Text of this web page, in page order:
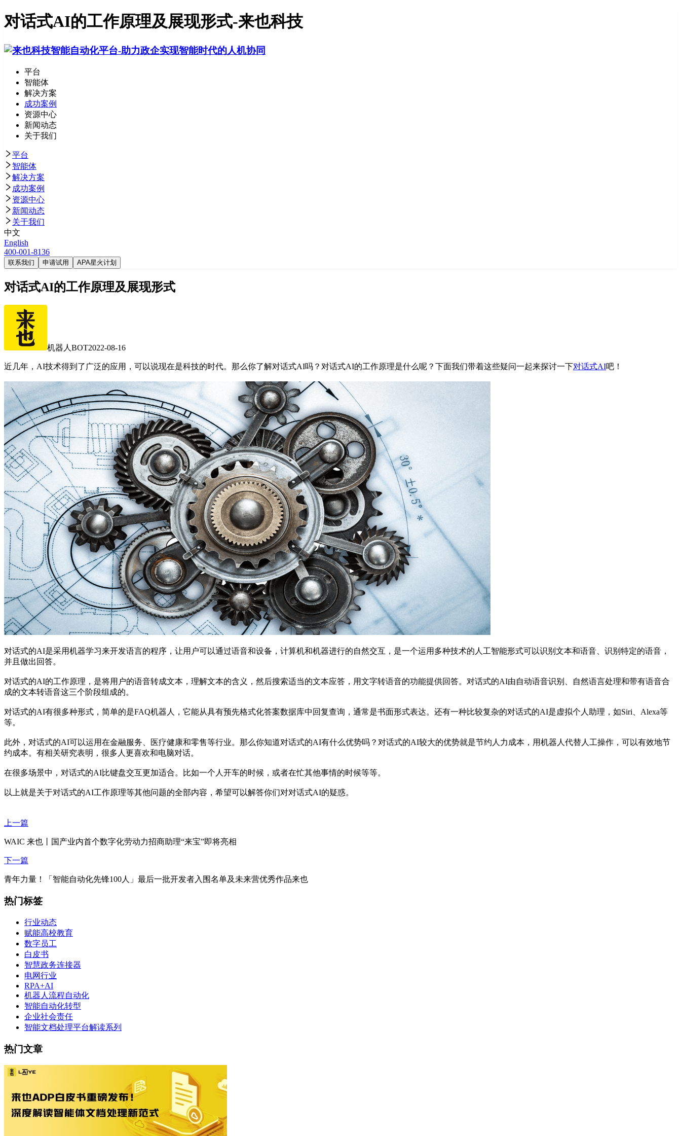
对话式AI的工作原理及展现形式-来也科技
平台
智能体
解决方案
成功案例
资源中心
新闻动态
关于我们
平台
智能体
解决方案
成功案例
资源中心
新闻动态
关于我们
中文
English
400-001-8136
联系我们 申请试用 APA星火计划
对话式AI的工作原理及展现形式
机器人BOT2022-08-16
近几年，AI技术得到了广泛的应用，可以说现在是科技的时代。那么你了解对话式AI吗？对话式AI的工作原理是什么呢？下面我们带着这些疑问一起来探讨一下对话式AI吧！
对话式的AI是采用机器学习来开发语言的程序，让用户可以通过语音和设备，计算机和机器进行的自然交互，是一个运用多种技术的人工智能形式可以识别文本和语音、识别特定的语音，
并且做出回答。
对话式的AI的工作原理，是将用户的语音转成文本，理解文本的含义，然后搜索适当的文本应答，用文字转语音的功能提供回答。对话式的AI由自动语音识别、自然语言处理和带有语音合
成的文本转语音这三个阶段组成的。
对话式的AI有很多种形式，简单的是FAQ机器人，它能从具有预先格式化答案数据库中回复查询，通常是书面形式表达。还有一种比较复杂的对话式的AI是虚拟个人助理，如Siri、Alexa等
等。
此外，对话式的AI可以运用在金融服务、医疗健康和零售等行业。那么你知道对话式的AI有什么优势吗？对话式的AI较大的优势就是节约人力成本，用机器人代替人工操作，可以有效地节
约成本。有相关研究表明，很多人更喜欢和电脑对话。
在很多场景中，对话式的AI比键盘交互更加适合。比如一个人开车的时候，或者在忙其他事情的时候等等。
以上就是关于对话式的AI工作原理等其他问题的全部内容，希望可以解答你们对对话式AI的疑惑。
上一篇
WAIC 来也丨国产业内首个数字化劳动力招商助理“来宝”即将亮相
下一篇
青年力量！「智能自动化先锋100人」最后一批开发者入围名单及未来营优秀作品来也
热门标签
行业动态
赋能高校教育
数字员工
白皮书
智慧政务连接器
电网行业
RPA+AI
机器人流程自动化
智能自动化转型
企业社会责任
智能文档处理平台解读系列
热门文章